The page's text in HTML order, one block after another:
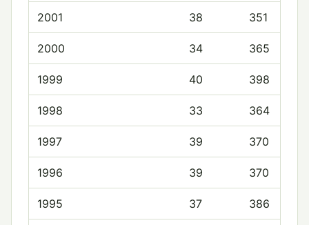
2001 38 351
2000 34 365
1999 40 398
1998 33 364
1997 39 370
1996 39 370
1995 37 386